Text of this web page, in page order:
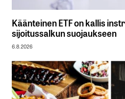
Käänteinen ETF on kallis
sijoitussalkun suojaukseen
6.8.2026